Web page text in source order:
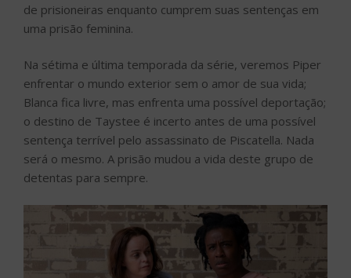
de prisioneiras enquanto cumprem suas sentenças em
uma prisão feminina.
Na sétima e última temporada da série, veremos Piper
enfrentar o mundo exterior sem o amor de sua vida;
Blanca fica livre, mas enfrenta uma possível deportação;
o destino de Taystee é incerto antes de uma possível
sentença terrível pelo assassinato de Piscatella. Nada
será o mesmo. A prisão mudou a vida deste grupo de
detentas para sempre.